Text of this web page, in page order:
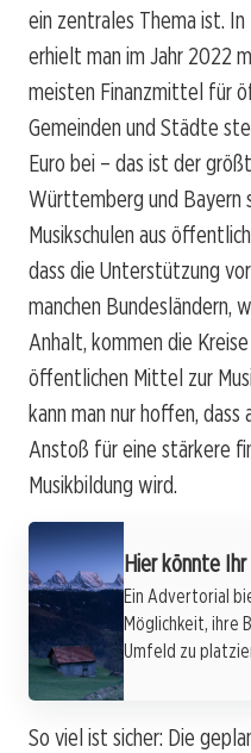
ein zentrales Thema ist.
erhielt man im Jahr 2022
meisten Finanzmittel für
Gemeinden und Städte
Euro bei – das ist der
Württemberg und Bayern
Musikschulen aus
dass die Unterstützung
manchen Bundesländern,
Anhalt, kommen die
öffentlichen Mittel zur
kann man nur hoffen,
Anstoß für eine stärkere
Musikbildung wird.
Hier könnte
Ein Advertorial
Möglichkeit, ihre
Umfeld zu
So viel ist sicher: Die